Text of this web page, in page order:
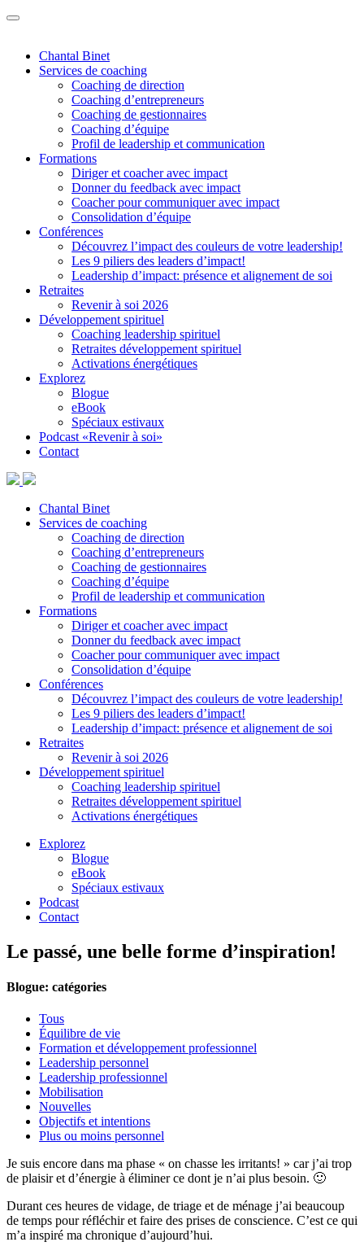
Chantal Binet
Services de coaching
Coaching de direction
Coaching d’entrepreneurs
Coaching de gestionnaires
Coaching d’équipe
Profil de leadership et communication
Formations
Diriger et coacher avec impact
Donner du feedback avec impact
Coacher pour communiquer avec impact
Consolidation d’équipe
Conférences
Découvrez l’impact des couleurs de votre leadership!
Les 9 piliers des leaders d’impact!
Leadership d’impact: présence et alignement de soi
Retraites
Revenir à soi 2026
Développement spirituel
Coaching leadership spirituel
Retraites développement spirituel
Activations énergétiques
Explorez
Blogue
eBook
Spéciaux estivaux
Podcast «Revenir à soi»
Contact
Chantal Binet
Services de coaching
Coaching de direction
Coaching d’entrepreneurs
Coaching de gestionnaires
Coaching d’équipe
Profil de leadership et communication
Formations
Diriger et coacher avec impact
Donner du feedback avec impact
Coacher pour communiquer avec impact
Consolidation d’équipe
Conférences
Découvrez l’impact des couleurs de votre leadership!
Les 9 piliers des leaders d’impact!
Leadership d’impact: présence et alignement de soi
Retraites
Revenir à soi 2026
Développement spirituel
Coaching leadership spirituel
Retraites développement spirituel
Activations énergétiques
Explorez
Blogue
eBook
Spéciaux estivaux
Podcast
Contact
Le passé, une belle forme d’inspiration!
Blogue: catégories
Tous
Équilibre de vie
Formation et développement professionnel
Leadership personnel
Leadership professionnel
Mobilisation
Nouvelles
Objectifs et intentions
Plus ou moins personnel
Je suis encore dans ma phase « on chasse les irritants! » car j’ai trop
de plaisir et d’énergie à éliminer ce dont je n’ai plus besoin. 🙂
Durant ces heures de vidage, de triage et de ménage j’ai beaucoup
de temps pour réfléchir et faire des prises de conscience. C’est ce qui
m’a inspiré ma chronique d’aujourd’hui.